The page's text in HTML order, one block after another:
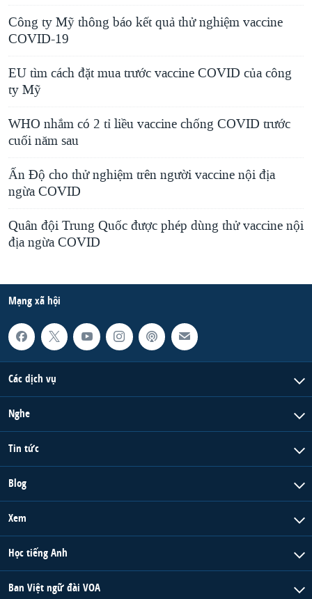
Công ty Mỹ thông báo kết quả thử nghiệm vaccine
COVID-19
EU tìm cách đặt mua trước vaccine COVID của công
ty Mỹ
WHO nhắm có 2 tỉ liều vaccine chống COVID trước
cuối năm sau
Ấn Độ cho thử nghiệm trên người vaccine nội địa
ngừa COVID
Quân đội Trung Quốc được phép dùng thử vaccine nội
địa ngừa COVID
Mạng xã hội
Các dịch vụ
Nghe
Tin tức
Blog
Xem
Học tiếng Anh
Ban Việt ngữ đài VOA